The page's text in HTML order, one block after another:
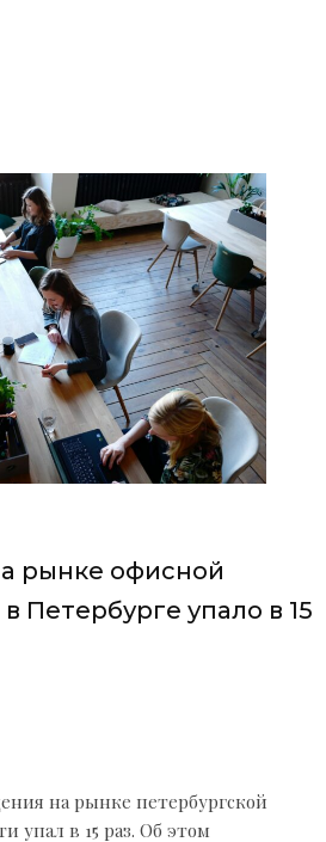
рынке офисной
Петербурге упало в 15
на рынке петербургской
упал в 15 раз. Об этом